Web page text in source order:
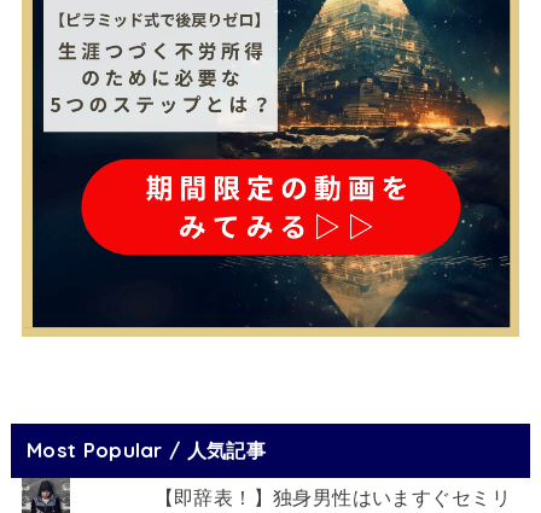
Most Popular / 人気記事
【即辞表！】独身男性はいますぐセミリ